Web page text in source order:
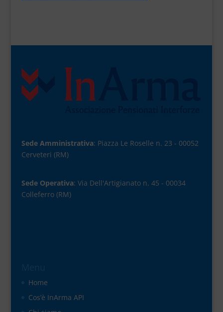
Sede Amministrativa: Piazza Le Roselle n. 23 - 00052
Cerveteri (RM)
Sede Operativa: Via Dell'Artigianato n. 45 - 00034
Colleferro (RM)
Home
Cos’è InArma API